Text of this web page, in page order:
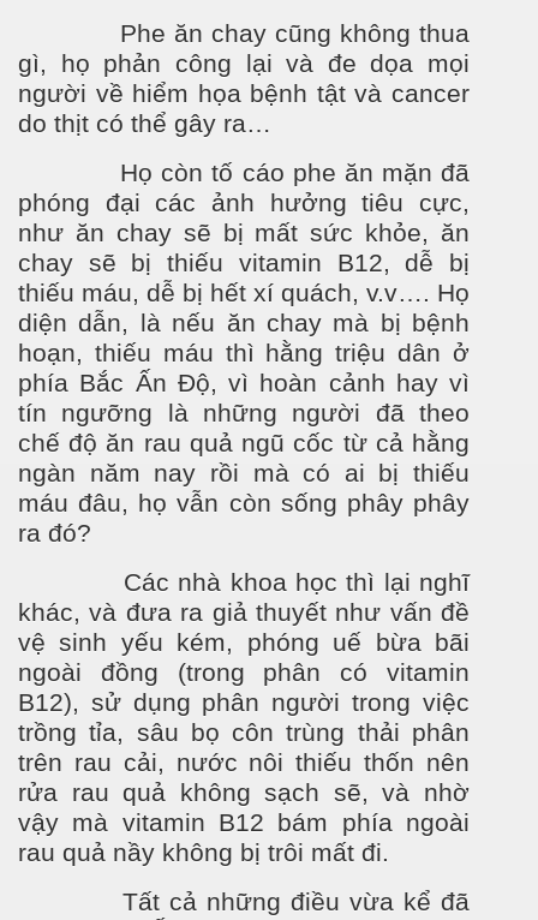
Phe ăn chay cũng không thua
gì, họ phản công lại và đe dọa mọi
người về hiểm họa bệnh tật và cancer
do thịt có thể gây ra…
Họ còn tố cáo phe ăn mặn đã
phóng đại các ảnh hưởng tiêu cực,
như ăn chay sẽ bị mất sức khỏe, ăn
chay sẽ bị thiếu vitamin B12, dễ bị
thiếu máu, dễ bị hết xí quách, v.v…. Họ
diện dẫn, là nếu ăn chay mà bị bệnh
hoạn, thiếu máu thì hằng triệu dân ở
phía Bắc Ấn Độ, vì hoàn cảnh hay vì
tín ngưỡng là những người đã theo
chế độ ăn rau quả ngũ cốc từ cả hằng
ngàn năm nay rồi mà có ai bị thiếu
máu đâu, họ vẫn còn sống phây phây
ra đó?
Các nhà khoa học thì lại nghĩ
khác, và đưara giả thuyết như vấn đề
vệ sinh yếu kém, phóng uế bừa bãi
ngoài đồng (trong phân có vitamin
B12), sử dụng phân người trong việc
trồng tỉa, sâu bọ côn trùng thải phân
trên rau cải, nước nôi thiếu thốn nên
rửa rau quả không sạch sẽ, và nhờ
vậy mà vitamin B12 bám phía ngoài
rau quả nầy không bị trôi mất đi.
Tất cả những điều vừa kể đã